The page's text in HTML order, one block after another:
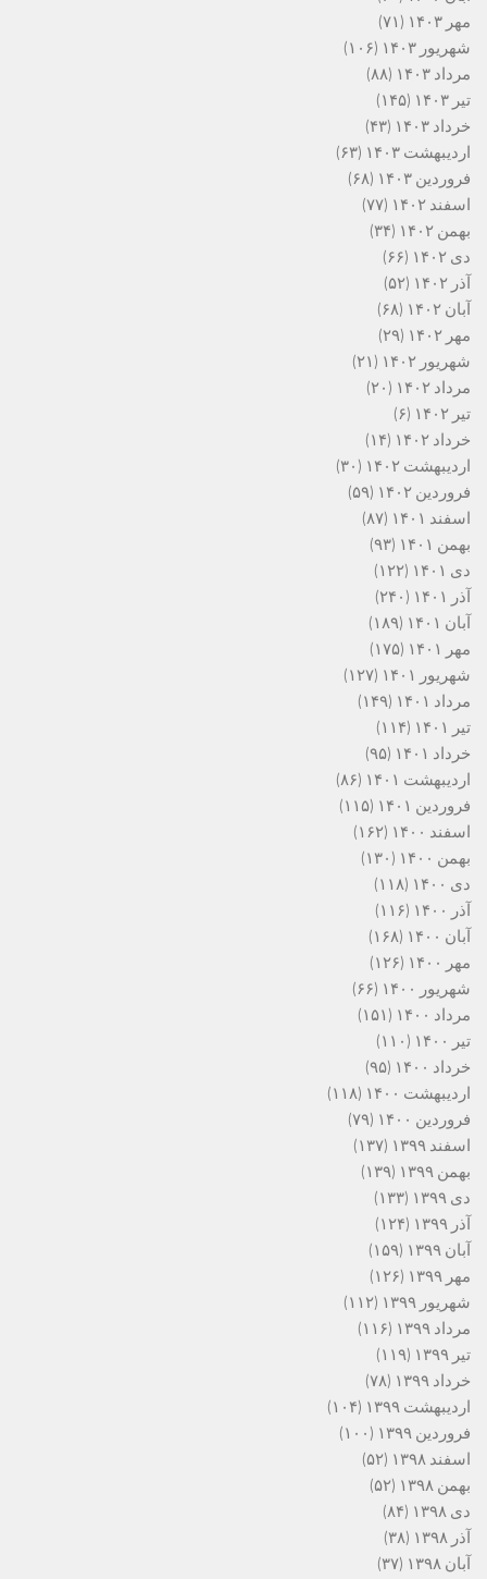
مهر ۱۴۰۳
(۷۱)
شهریور ۱۴۰۳
(۱۰۶)
مرداد ۱۴۰۳
(۸۸)
تیر ۱۴۰۳
(۱۴۵)
خرداد ۱۴۰۳
(۴۳)
اردیبهشت ۱۴۰۳
(۶۳)
فروردین ۱۴۰۳
(۶۸)
اسفند ۱۴۰۲
(۷۷)
بهمن ۱۴۰۲
(۳۴)
دی ۱۴۰۲
(۶۶)
آذر ۱۴۰۲
(۵۲)
آبان ۱۴۰۲
(۶۸)
مهر ۱۴۰۲
(۲۹)
شهریور ۱۴۰۲
(۲۱)
مرداد ۱۴۰۲
(۲۰)
تیر ۱۴۰۲
(۶)
خرداد ۱۴۰۲
(۱۴)
اردیبهشت ۱۴۰۲
(۳۰)
فروردین ۱۴۰۲
(۵۹)
اسفند ۱۴۰۱
(۸۷)
بهمن ۱۴۰۱
(۹۳)
دی ۱۴۰۱
(۱۲۲)
آذر ۱۴۰۱
(۲۴۰)
آبان ۱۴۰۱
(۱۸۹)
مهر ۱۴۰۱
(۱۷۵)
شهریور ۱۴۰۱
(۱۲۷)
مرداد ۱۴۰۱
(۱۴۹)
تیر ۱۴۰۱
(۱۱۴)
خرداد ۱۴۰۱
(۹۵)
اردیبهشت ۱۴۰۱
(۸۶)
فروردین ۱۴۰۱
(۱۱۵)
اسفند ۱۴۰۰
(۱۶۲)
بهمن ۱۴۰۰
(۱۳۰)
دی ۱۴۰۰
(۱۱۸)
آذر ۱۴۰۰
(۱۱۶)
آبان ۱۴۰۰
(۱۶۸)
مهر ۱۴۰۰
(۱۲۶)
شهریور ۱۴۰۰
(۶۶)
مرداد ۱۴۰۰
(۱۵۱)
تیر ۱۴۰۰
(۱۱۰)
خرداد ۱۴۰۰
(۹۵)
اردیبهشت ۱۴۰۰
(۱۱۸)
فروردین ۱۴۰۰
(۷۹)
اسفند ۱۳۹۹
(۱۳۷)
بهمن ۱۳۹۹
(۱۳۹)
دی ۱۳۹۹
(۱۳۳)
آذر ۱۳۹۹
(۱۲۴)
آبان ۱۳۹۹
(۱۵۹)
مهر ۱۳۹۹
(۱۲۶)
شهریور ۱۳۹۹
(۱۱۲)
مرداد ۱۳۹۹
(۱۱۶)
تیر ۱۳۹۹
(۱۱۹)
خرداد ۱۳۹۹
(۷۸)
اردیبهشت ۱۳۹۹
(۱۰۴)
فروردین ۱۳۹۹
(۱۰۰)
اسفند ۱۳۹۸
(۵۲)
بهمن ۱۳۹۸
(۵۲)
دی ۱۳۹۸
(۸۴)
آذر ۱۳۹۸
(۳۸)
آبان ۱۳۹۸
(۳۷)